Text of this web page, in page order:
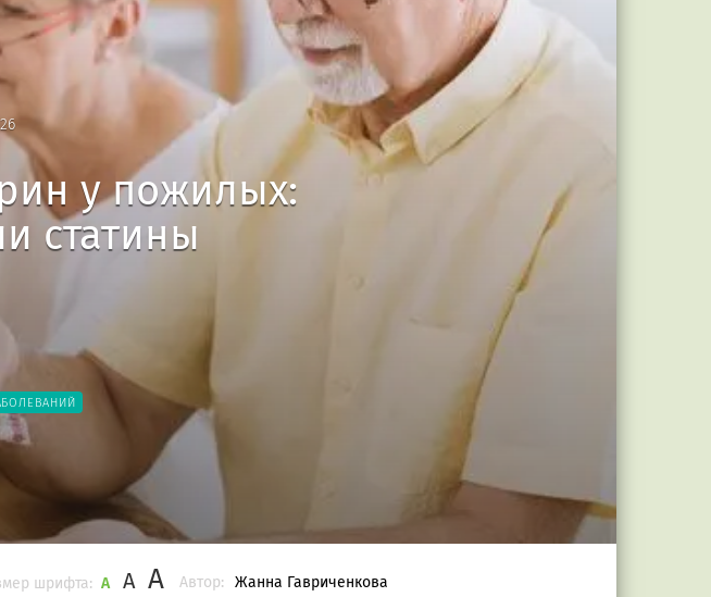
у пожилых:
статины
Автор: Жанна Гавриченкова
шрифта: A A A